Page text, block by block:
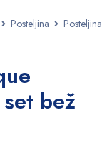
Posteljina
bež